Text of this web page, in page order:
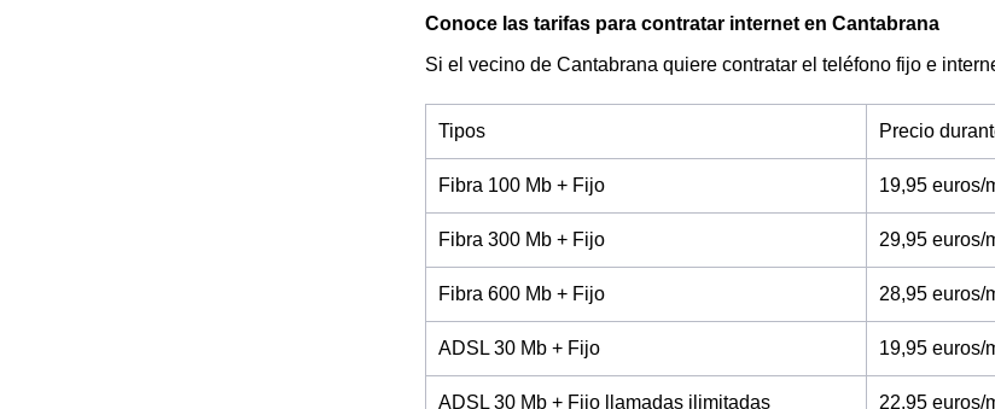
Conoce las tarifas para contratar internet en Cantabrana
Si el vecino de Cantabrana quiere contratar el teléfono fijo e
Tipos Precio
Fibra 100 Mb + Fijo 19,95 euros/
Fibra 300 Mb + Fijo 29,95 euros/
Fibra 600 Mb + Fijo 28,95 euros/
ADSL 30 Mb + Fijo 19,95 euros/
ADSL 30 Mb + Fijo llamadas ilimitadas 22,95 euros/